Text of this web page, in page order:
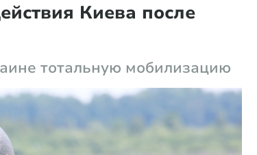
Киева после
тотальную мобилизацию